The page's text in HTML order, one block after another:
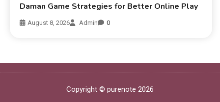
Daman Game Strategies for Better Online Play
August 8, 2026 Admin 0
Copyright © purenote 2026